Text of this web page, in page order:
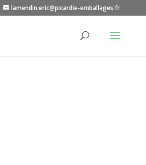
lamendin.eric@picardie-emballages.fr